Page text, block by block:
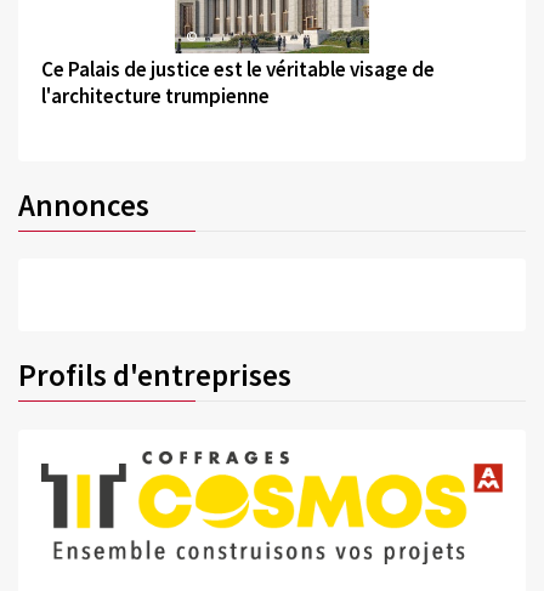
©
Ce Palais de justice est le véritable visage de
l'architecture trumpienne
Annonces
Profils d'entreprises